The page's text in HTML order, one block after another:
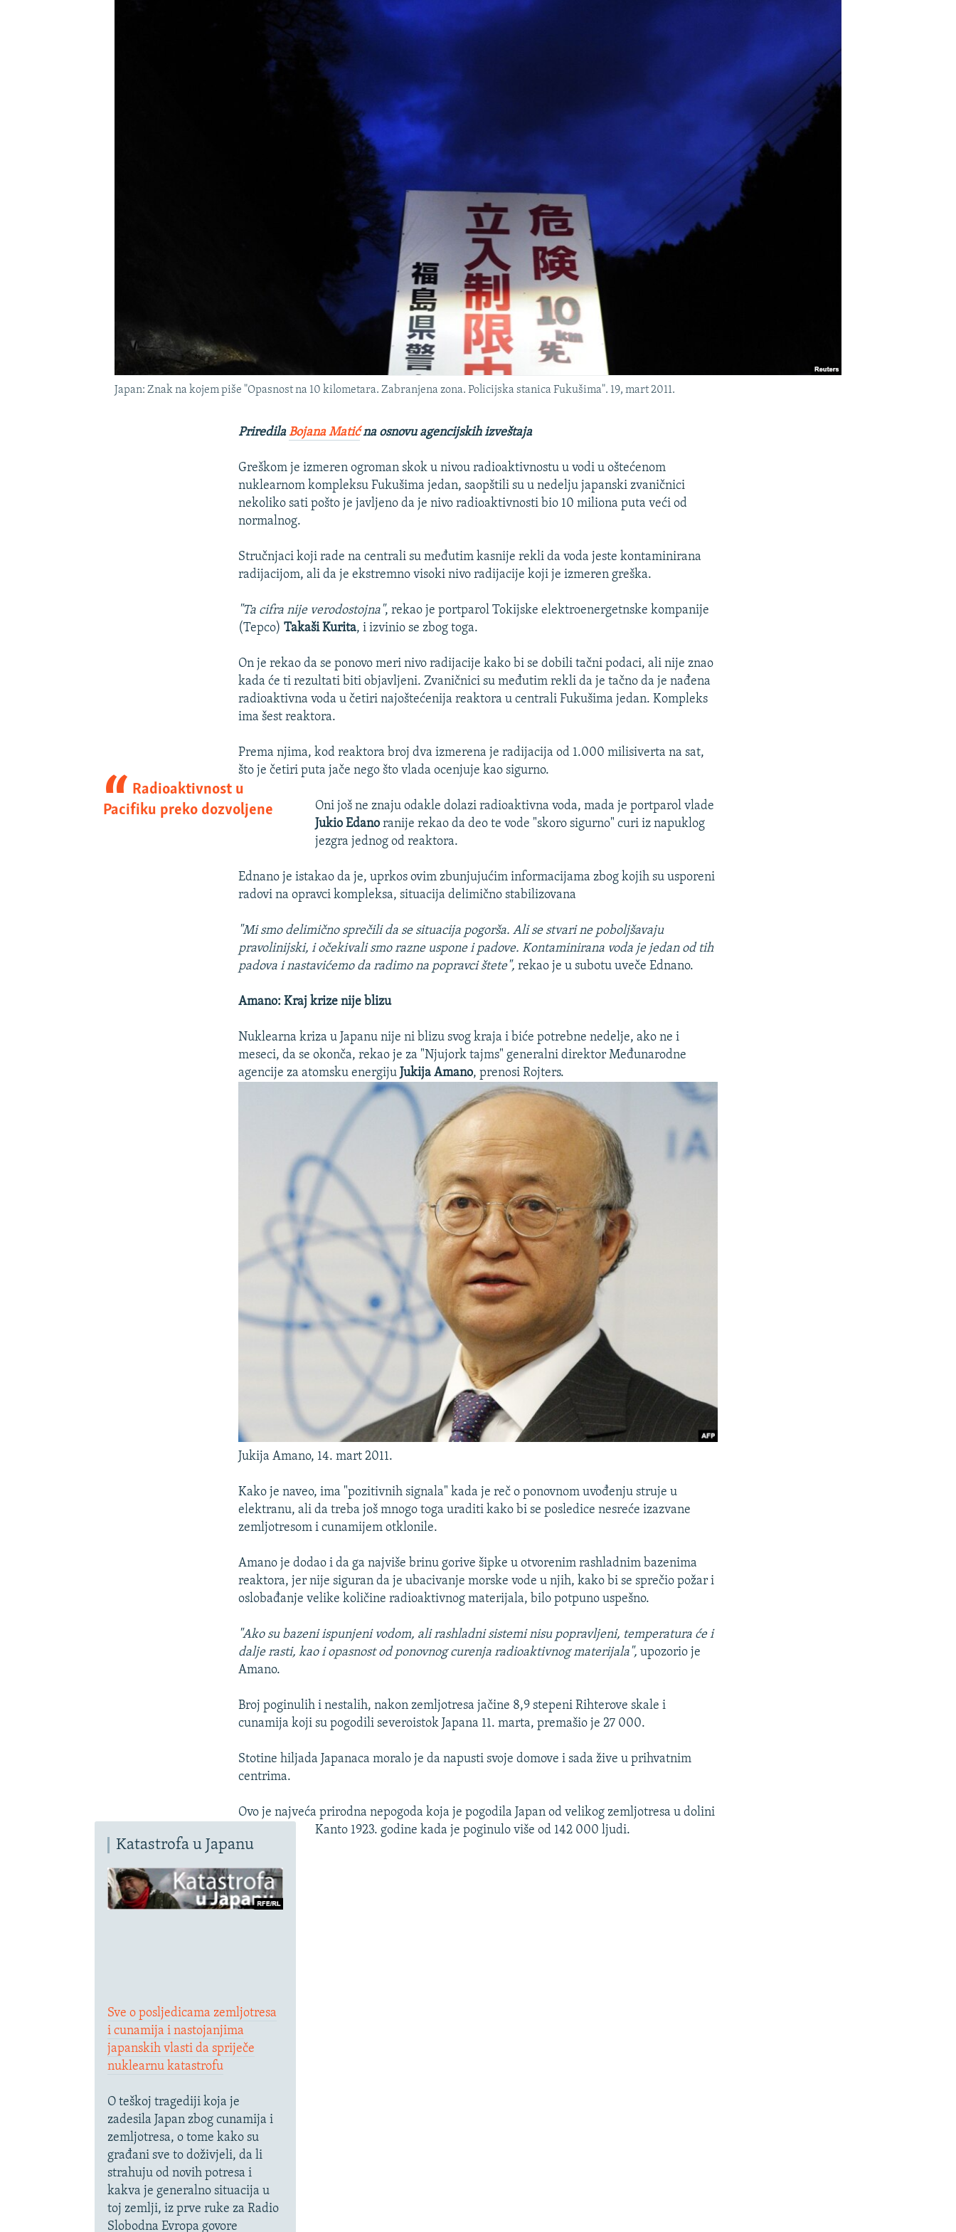
Japan: Znak na kojem piše "Opasnost na 10 kilometara. Zabranjena zona. Policijska stanica Fukušima". 19, mart 2011.
PriredilaBojana Matićna osnovu agencijskih izveštaja
Greškom je izmeren ogroman skok u nivou radioaktivnostu u vodi u oštećenom
nuklearnom kompleksu Fukušima jedan, saopštili su u nedelju japanski zvaničnici
nekoliko sati pošto je javljeno da je nivo radioaktivnosti bio 10 miliona puta veći od
normalnog.
Stručnjaci koji rade na centrali su međutim kasnije rekli da voda jeste kontaminirana
radijacijom, ali da je ekstremno visoki nivo radijacije koji je izmeren greška.
"Ta cifra nije verodostojna", rekao je portparol Tokijske elektroenergetnske kompanije
(Tepco) Takaši Kurita, i izvinio se zbog toga.
On je rekao da se ponovo meri nivo radijacije kako bi se dobili tačni podaci, ali nije znao
kada će ti rezultati biti objavljeni. Zvaničnici su međutim rekli da je tačno da je nađena
radioaktivna voda u četiri najoštećenija reaktora u centrali Fukušima jedan. Kompleks
ima šest reaktora.
Prema njima, kod reaktora broj dva izmerena je radijacija od 1.000 milisiverta na sat,
što je četiri puta jače nego što vlada ocenjuje kao sigurno.
Radioaktivnost u
Pacifiku preko dozvoljene
Oni još ne znaju odakle dolazi radioaktivna voda, mada je portparol vlade
Jukio Edano ranije rekao da deo te vode "skoro sigurno" curi iz napuklog
jezgra jednog od reaktora.
Ednano je istakao da je, uprkos ovim zbunjujućim informacijama zbog kojih su usporeni
radovi na opravci kompleksa, situacija delimično stabilizovana
"Mi smo delimično sprečili da se situacija pogorša. Ali se stvari ne poboljšavaju
pravolinijski, i očekivali smo razne uspone i padove. Kontaminirana voda je jedan od tih
padova i nastavićemo da radimo na popravci štete", rekao je u subotu uveče Ednano.
Amano: Kraj krize nije blizu
Nuklearna kriza u Japanu nije ni blizu svog kraja i biće potrebne nedelje, ako ne i
meseci, da se okonča, rekao je za "Njujork tajms" generalni direktor Međunarodne
agencije za atomsku energiju Jukija Amano, prenosi Rojters.
Jukija Amano, 14. mart 2011.
Kako je naveo, ima "pozitivnih signala" kada je reč o ponovnom uvođenju struje u
elektranu, ali da treba još mnogo toga uraditi kako bi se posledice nesreće izazvane
zemljotresom i cunamijem otklonile.
Amano je dodao i da ga najviše brinu gorive šipke u otvorenim rashladnim bazenima
reaktora, jer nije siguran da je ubacivanje morske vode u njih, kako bi se sprečio požar i
oslobađanje velike količine radioaktivnog materijala, bilo potpuno uspešno.
"Ako su bazeni ispunjeni vodom, ali rashladni sistemi nisu popravljeni, temperatura će i
dalje rasti, kao i opasnost od ponovnog curenja radioaktivnog materijala", upozorio je
Amano.
Broj poginulih i nestalih, nakon zemljotresa jačine 8,9 stepeni Rihterove skale i
cunamija koji su pogodili severoistok Japana 11. marta, premašio je 27 000.
Stotine hiljada Japanaca moralo je da napusti svoje domove i sada žive u prihvatnim
centrima.
Ovo je najveća prirodna nepogoda koja je pogodila Japan od velikog zemljotresa u dolini
Kanto 1923. godine kada je poginulo više od 142 000 ljudi.
Katastrofa u Japanu
Sve o posljedicama zemljotresa
i cunamija i nastojanjima
japanskih vlasti da spriječe
nuklearnu katastrofu
O teškoj tragediji koja je
zadesila Japan zbog cunamija i
zemljotresa, o tome kako su
građani sve to doživjeli, da li
strahuju od novih potresa i
kakva je generalno situacija u
toj zemlji, iz prve ruke za Radio
Slobodna Evropa govore